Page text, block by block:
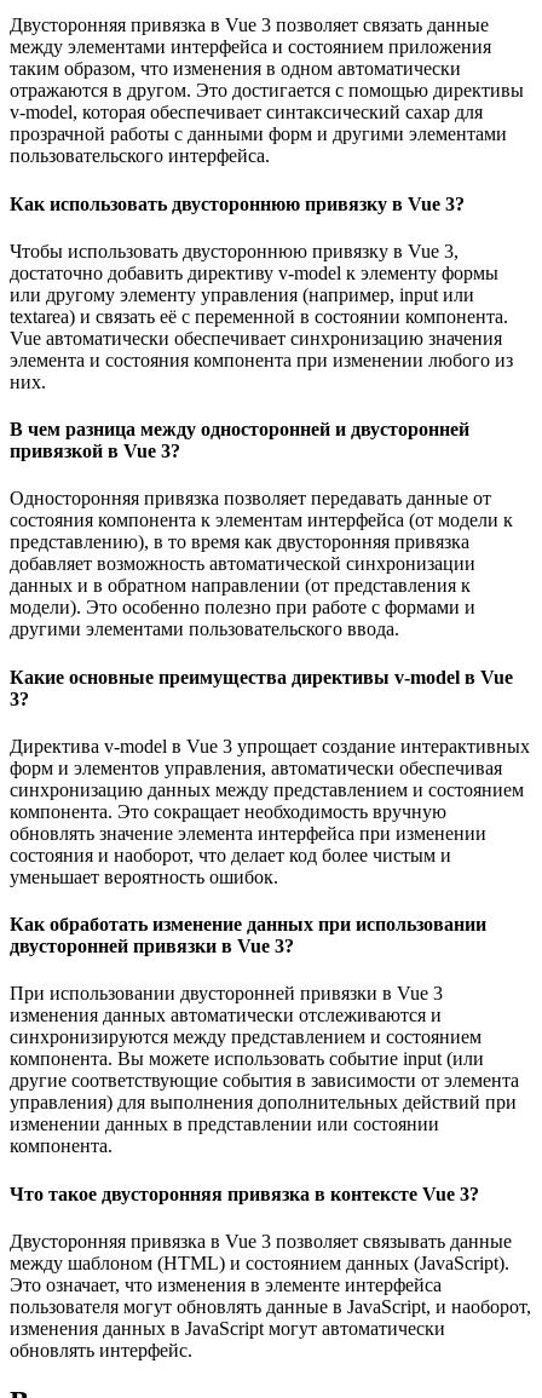
Двусторонняя привязка в Vue 3 позволяет связать данные
между элементами интерфейса и состоянием приложения
таким образом, что изменения в одном автоматически
отражаются в другом. Это достигается с помощью директивы
v-model, которая обеспечивает синтаксический сахар для
прозрачной работы с данными форм и другими элементами
пользовательского интерфейса.
Как использовать двустороннюю привязку в Vue 3?
Чтобы использовать двустороннюю привязку в Vue 3,
достаточно добавить директиву v-model к элементу формы
или другому элементу управления (например, input или
textarea) и связать её с переменной в состоянии компонента.
Vue автоматически обеспечивает синхронизацию значения
элемента и состояния компонента при изменении любого из
них.
В чем разница между односторонней и двусторонней
привязкой в Vue 3?
Односторонняя привязка позволяет передавать данные от
состояния компонента к элементам интерфейса (от модели к
представлению), в то время как двусторонняя привязка
добавляет возможность автоматической синхронизации
данных и в обратном направлении (от представления к
модели). Это особенно полезно при работе с формами и
другими элементами пользовательского ввода.
Какие основные преимущества директивы v-model в Vue
3?
Директива v-model в Vue 3 упрощает создание интерактивных
форм и элементов управления, автоматически обеспечивая
синхронизацию данных между представлением и состоянием
компонента. Это сокращает необходимость вручную
обновлять значение элемента интерфейса при изменении
состояния и наоборот, что делает код более чистым и
уменьшает вероятность ошибок.
Как обработать изменение данных при использовании
двусторонней привязки в Vue 3?
При использовании двусторонней привязки в Vue 3
изменения данных автоматически отслеживаются и
синхронизируются между представлением и состоянием
компонента. Вы можете использовать событие input (или
другие соответствующие события в зависимости от элемента
управления) для выполнения дополнительных действий при
изменении данных в представлении или состоянии
компонента.
Что такое двусторонняя привязка в контексте Vue 3?
Двусторонняя привязка в Vue 3 позволяет связывать данные
между шаблоном (HTML) и состоянием данных (JavaScript).
Это означает, что изменения в элементе интерфейса
пользователя могут обновлять данные в JavaScript, и наоборот,
изменения данных в JavaScript могут автоматически
обновлять интерфейс.